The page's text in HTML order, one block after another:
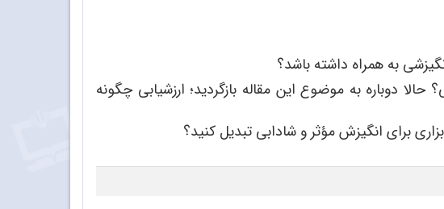
به همراه داشته باشد؟
دوباره به موضوع این مقاله بازگردید؛ ارزشیابی چگونه
برای انگیزش مؤثر و شادابی تبدیل کنید؟